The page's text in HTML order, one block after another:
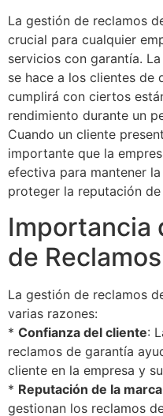
La gestión de reclamos
crucial para cualquier
servicios con garantía.
se hace a los clientes de
cumplirá con ciertos
rendimiento durante un
Cuando un cliente
importante que la
efectiva para mantener
proteger la reputación de
Importancia
de
La gestión de reclamos
varias razones:
* Confianza del cliente:
reclamos de garantía
cliente en la empresa y
* Reputación de la marca
gestionan los reclamos